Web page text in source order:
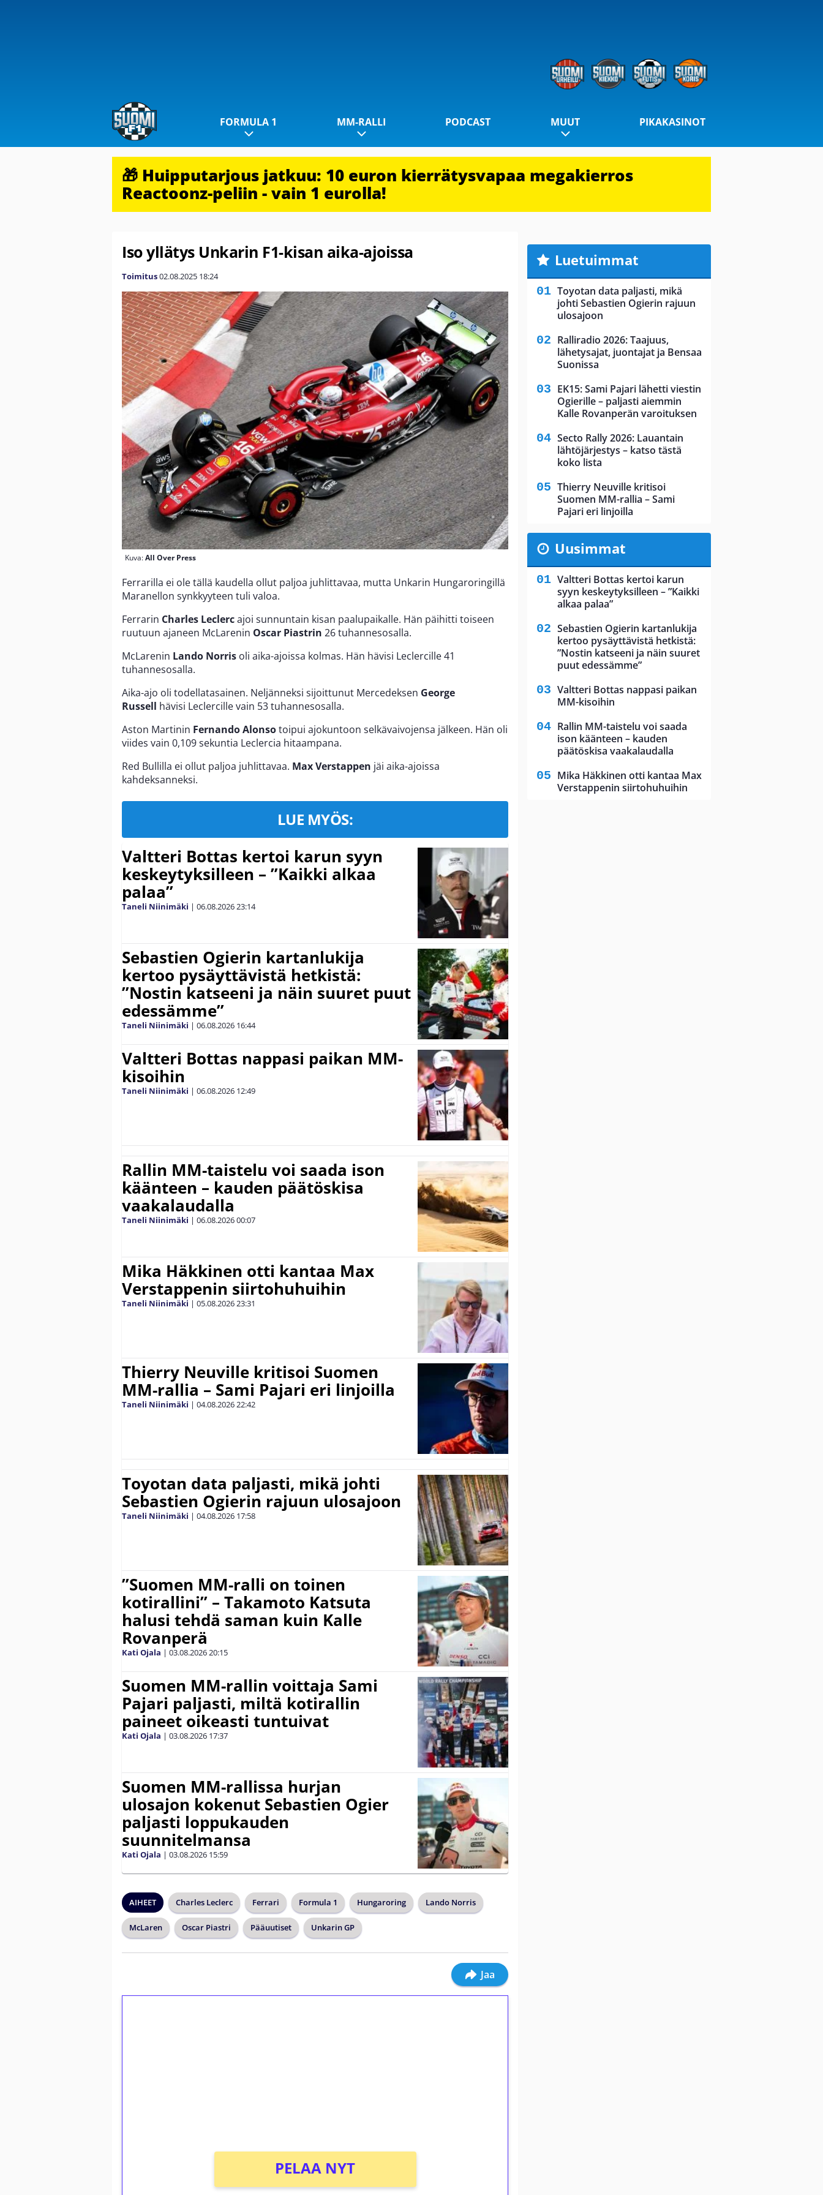
FORMULA 1 MM-RALLI PODCAST MUUT PIKAKASINOT
🎁 Huipputarjous jatkuu: 10 euron kierrätysvapaa megakierros
Reactoonz-peliin - vain 1 eurolla!
Iso yllätys Unkarin F1-kisan aika-ajoissa
Toimitus02.08.2025 18:24
Kuva:All Over Press
Ferrarilla ei ole tällä kaudella ollut paljoa juhlittavaa, mutta Unkarin Hungaroringillä
Maranellon synkkyyteen tuli valoa.
Ferrarin Charles Leclercajoi sunnuntain kisan paalupaikalle. Hän päihitti toiseen
ruutuun ajaneen McLarenin Oscar Piastrin 26 tuhannesosalla.
McLarenin Lando Norris oli aika-ajoissa kolmas. Hän hävisi Leclercille 41
tuhannesosalla.
Aika-ajo oli todellatasainen. Neljänneksi sijoittunut Mercedeksen George
Russell hävisi Leclercille vain 53 tuhannesosalla.
Aston Martinin Fernando Alonsotoipui ajokuntoon selkävaivojensa jälkeen. Hän oli
viides vain 0,109 sekuntia Leclercia hitaampana.
Red Bullilla ei ollut paljoa juhlittavaa. Max Verstappen jäi aika-ajoissa
kahdeksanneksi.
LUE MYÖS:
Valtteri Bottas kertoi karun syyn
keskeytyksilleen – ”Kaikki alkaa
palaa”
Taneli Niinimäki | 06.08.202623:14
Sebastien Ogierin kartanlukija
kertoo pysäyttävistä hetkistä:
”Nostin katseeni ja näin suuret puut
edessämme”
Taneli Niinimäki | 06.08.2026 16:44
Valtteri Bottas nappasi paikan MM-
kisoihin
Taneli Niinimäki | 06.08.2026 12:49
Rallin MM-taistelu voi saada ison
käänteen – kauden päätöskisa
vaakalaudalla
Taneli Niinimäki | 06.08.202600:07
Mika Häkkinen otti kantaa Max
Verstappenin siirtohuhuihin
Taneli Niinimäki | 05.08.202623:31
Thierry Neuville kritisoi Suomen
MM-rallia – Sami Pajari eri linjoilla
Taneli Niinimäki | 04.08.202622:42
Toyotan data paljasti, mikä johti
Sebastien Ogierin rajuun ulosajoon
Taneli Niinimäki | 04.08.2026 17:58
”Suomen MM-ralli on toinen
kotirallini” – Takamoto Katsuta
halusi tehdä saman kuin Kalle
Rovanperä
Kati Ojala | 03.08.202620:15
Suomen MM-rallin voittaja Sami
Pajari paljasti, miltä kotirallin
paineet oikeasti tuntuivat
Kati Ojala | 03.08.2026 17:37
Suomen MM-rallissa hurjan
ulosajon kokenut Sebastien Ogier
paljasti loppukauden
suunnitelmansa
Kati Ojala | 03.08.2026 15:59
AIHEET Charles Leclerc Ferrari Formula 1 Hungaroring Lando Norris
McLaren Oscar Piastri Pääuutiset Unkarin GP
Jaa
PELAA NYT
Luetuimmat
Toyotan data paljasti, mikä
johti Sebastien Ogierin rajuun
ulosajoon
Ralliradio 2026: Taajuus,
lähetysajat, juontajat ja Bensaa
Suonissa
EK15: Sami Pajari lähetti viestin
Ogierille – paljasti aiemmin
Kalle Rovanperän varoituksen
Secto Rally 2026: Lauantain
lähtöjärjestys – katso tästä
koko lista
Thierry Neuville kritisoi
Suomen MM-rallia – Sami
Pajari eri linjoilla
Uusimmat
Valtteri Bottas kertoi karun
syyn keskeytyksilleen – ”Kaikki
alkaa palaa”
Sebastien Ogierin kartanlukija
kertoo pysäyttävistä hetkistä:
”Nostin katseeni ja näin suuret
puut edessämme”
Valtteri Bottas nappasi paikan
MM-kisoihin
Rallin MM-taistelu voi saada
ison käänteen – kauden
päätöskisa vaakalaudalla
Mika Häkkinen otti kantaa Max
Verstappenin siirtohuhuihin